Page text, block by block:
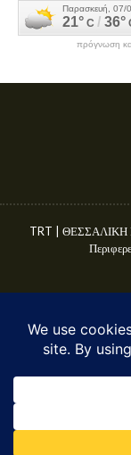
πρόγνωση
TRT | ΘΕΣΣΑΛΙΚΗ